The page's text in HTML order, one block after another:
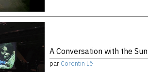
A Conversation with the Sun
par Corentin Lê